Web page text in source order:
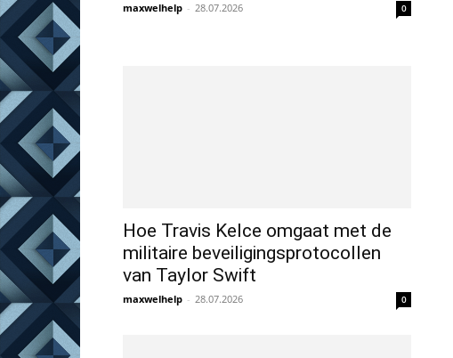
maxwelhelp - 28.07.2026 0
Hoe Travis Kelce omgaat met de
militaire beveiligingsprotocollen
van Taylor Swift
maxwelhelp - 28.07.2026 0